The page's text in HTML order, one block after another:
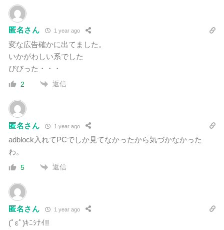
匿名さん 1 year ago
変な広告確かに出てました。
いかがわしい系でした
びびった・・・
2 返信
匿名さん 1 year ago
adblock入れてPCでしか見てなかったから気づかなかった
わ。
5 返信
匿名さん 1 year ago
(ﾟεﾟ)ｷﾆｼﾅｲ!!